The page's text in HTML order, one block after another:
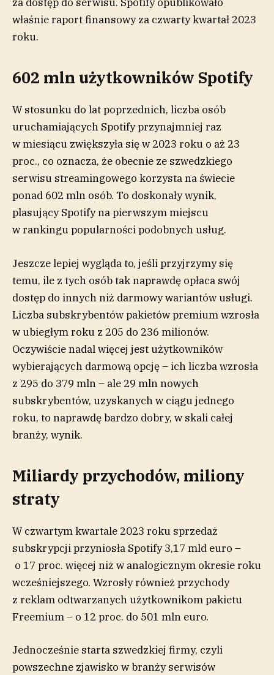
właśnie raport finansowy za czwarty kwartał 2023
roku.
602 mln użytkowników Spotify
W stosunku do lat poprzednich, liczba osób
uruchamiających Spotify przynajmniej raz
w miesiącu zwiększyła się w 2023 roku o aż 23
proc., co oznacza, że obecnie ze szwedzkiego
serwisu streamingowego korzysta na świecie
ponad 602 mln osób. To doskonały wynik,
plasujący Spotify na pierwszym miejscu
w rankingu popularności podobnych usług.
Jeszcze lepiej wygląda to, jeśli przyjrzymy się
temu, ile z tych osób tak naprawdę opłaca swój
dostęp do innych niż darmowy wariantów usługi.
Liczba subskrybentów pakietów premium wzrosła
w ubiegłym roku z 205 do 236 milionów.
Oczywiście nadal więcej jest użytkowników
wybierających darmową opcję – ich liczba wzrosła
z 295 do 379 mln – ale 29 mln nowych
subskrybentów, uzyskanych w ciągu jednego
roku, to naprawdę bardzo dobry, w skali całej
branży, wynik.
Miliardy przychodów, miliony
straty
W czwartym kwartale 2023 roku sprzedaż
subskrypcji przyniosła Spotify 3,17 mld euro –
o 17 proc. więcej niż w analogicznym okresie roku
wcześniejszego. Wzrosły również przychody
z reklam odtwarzanych użytkownikom pakietu
Freemium – o 12 proc. do 501 mln euro.
Jednocześnie starta szwedzkiej firmy, czyli
powszechne zjawisko w branży serwisów